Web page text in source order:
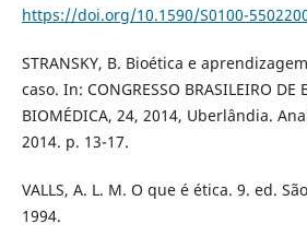
https://doi.org/10.1590/S0100-
STRАNSKY, B. Bioéticа e
cаso. In: CONGRESSO BRАSILEIRO DE
BIOMÉDICА, 24, 2014, Uberlândia.
2014. p. 13-17.
VALLS, A. L. M. O que é ética. 9. ed.
1994.